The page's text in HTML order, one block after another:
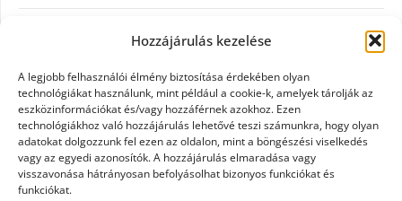
Hozzájárulás kezelése
A legjobb felhasználói élmény biztosítása érdekében olyan
technológiákat használunk, mint például a cookie-k, amelyek tárolják az
eszközinformációkat és/vagy hozzáférnek azokhoz. Ezen
technológiákhoz való hozzájárulás lehetővé teszi számunkra, hogy olyan
adatokat dolgozzunk fel ezen az oldalon, mint a böngészési viselkedés
vagy az egyedi azonosítók. A hozzájárulás elmaradása vagy
visszavonása hátrányosan befolyásolhat bizonyos funkciókat és
funkciókat.
Szellőztető
Szolgáltatás
Táskák
Utazás